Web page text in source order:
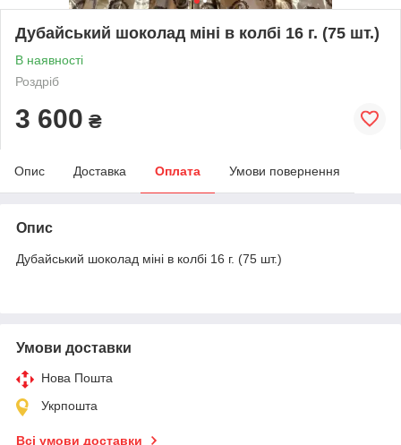
Дубайський шоколад міні в колбі 16 г. (75 шт.)
В наявності
Роздріб
3 600 ₴
Опис Доставка Оплата Умови повернення
Опис
Дубайський шоколад міні в колбі 16 г. (75 шт.)
Умови доставки
Нова Пошта
Укрпошта
Всі умови доставки